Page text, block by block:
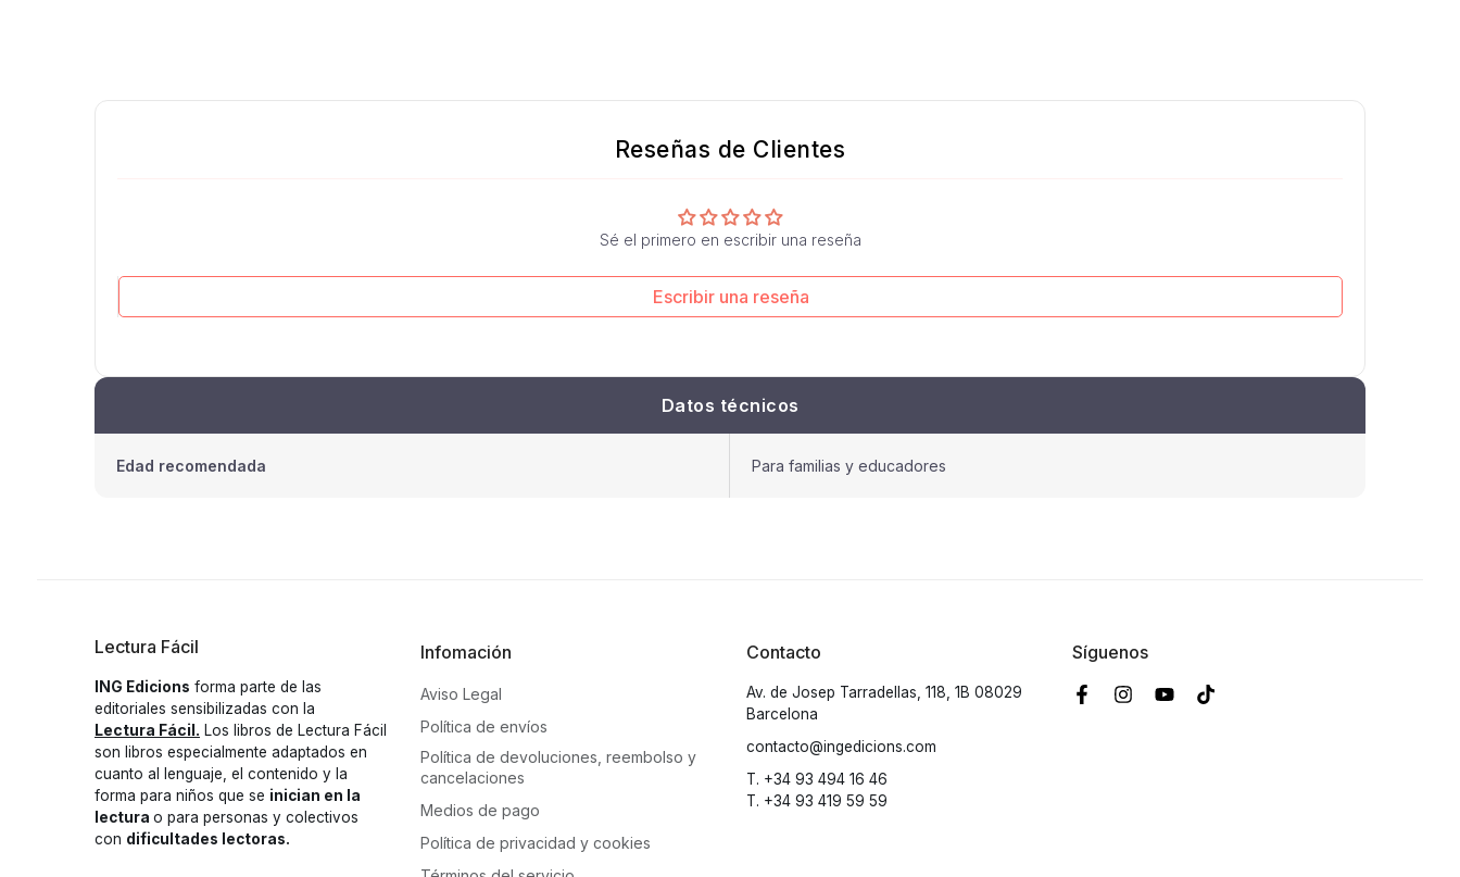
Reseñas de Clientes
Sé el primero en escribir una reseña
Escribir una reseña
Datos técnicos
Edad recomendada Para familias y educadores
Lectura Fácil
ING Edicions forma parte de las
editoriales sensibilizadas con la
Lectura Fácil. Los libros de Lectura Fácil
son libros especialmente adaptados en
cuanto al lenguaje, el contenido y la
forma para niños que se inician en la
lectura o para personas y colectivos
con dificultades lectoras.
Infomación
Aviso Legal
Política de envíos
Política de devoluciones, reembolso y
cancelaciones
Medios de pago
Política de privacidad y cookies
Contacto
Av. de Josep Tarradellas, 118, 1B 08029
Barcelona
contacto@ingedicions.com
T. +34 93 494 16 46
T. +34 93 419 59 59
Síguenos